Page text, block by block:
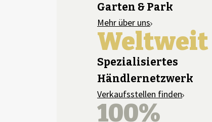
Garten & Park
Mehr über uns
Weltweit
Spezialisiertes
Händlernetzwerk
Verkaufsstellen finden
100%